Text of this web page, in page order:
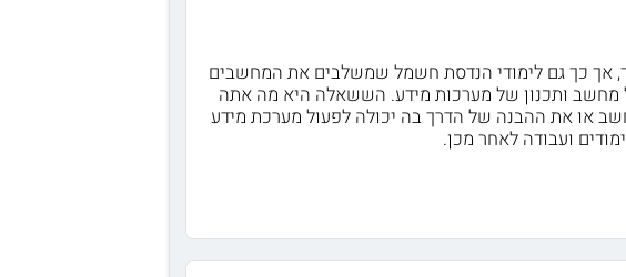
אך כך גם לימודי הנדסת חשמל שמשלבים את המחשבים
מחשב ותכנון של מערכות מידע. הששאלה היא מה אתה
או את ההבנה של הדרך בה יכולה לפעול מערכת מידע
ועבודה לאחר מכן.